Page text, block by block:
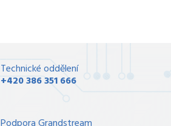
Technické oddělení
+420 386 351 666